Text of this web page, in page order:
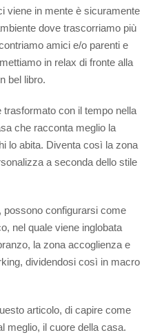
viene in mente è sicuramente
dove trascorriamo più
amici e/o parenti e
in relax di fronte alla
bel libro.
trasformato con il tempo nella
che racconta meglio la
lo abita. Diventa così la zona
a seconda dello stile
possono configurarsi come
nel quale viene inglobata
la zona accoglienza e
dividendosi così in macro
articolo, di capire come
meglio, il cuore della casa.